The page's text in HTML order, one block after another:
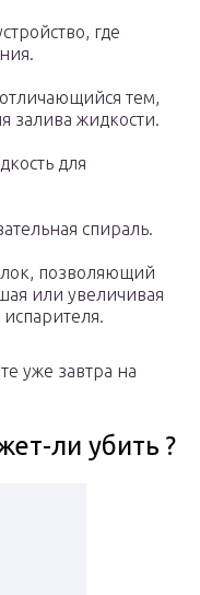
где
тем,
залива жидкости.
для
спираль.
позволяющий
или увеличивая
уже завтра на
ли убить ?